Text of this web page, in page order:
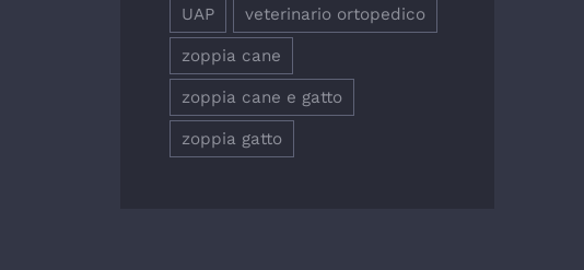
UAP veterinario ortopedico
zoppia cane
zoppia cane e gatto
zoppia gatto